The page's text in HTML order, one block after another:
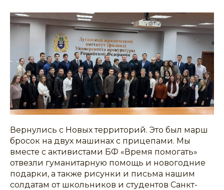
Вернулись с Новых территорий. Это был марш
бросок на двух машинах с прицепами. Мы
вместе с активистами БФ «Время помогать»
отвезли гуманитарную помощь и новогодние
подарки, а также рисунки и письма нашим
солдатам от школьников и студентов Санкт-